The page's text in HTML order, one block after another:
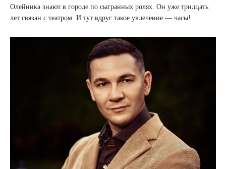
Олейника знают в городе по сыгранных ролях. Он уже тридцать
лет связан с театром. И тут вдруг такое увлечение — часы!